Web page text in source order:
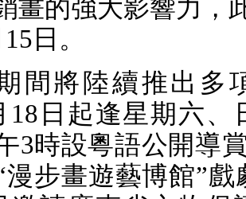
畫的強大影響力，
15 日。
間將陸續推出多
18 日起逢星期六、
3時設粵語公開導
漫步畫遊藝博館”戲